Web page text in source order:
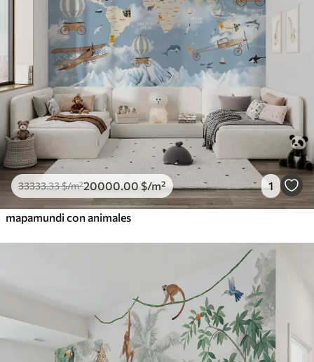
33333.33$/m²20000.00 $/m² 1
mapamundi con animales